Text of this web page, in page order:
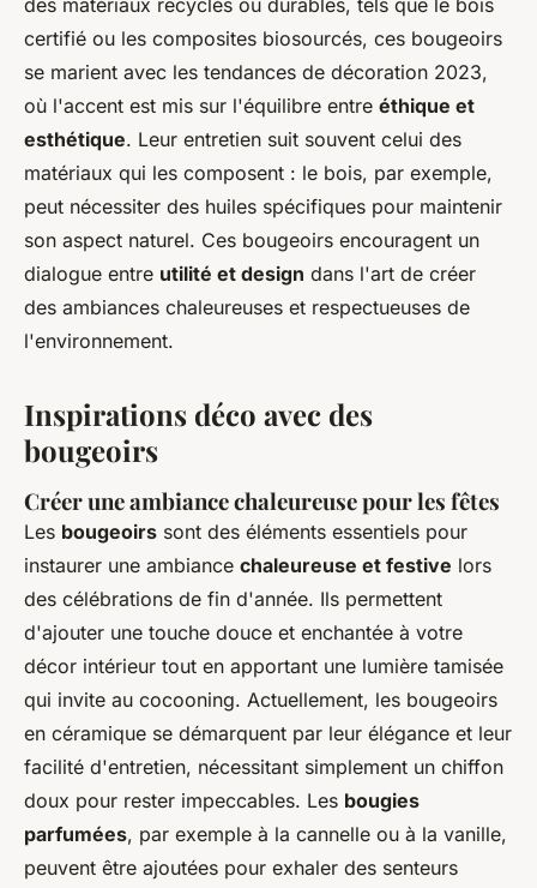
des matériaux recyclés ou durables, tels que le bois
certifié ou les composites biosourcés, ces bougeoirs
se marient avec les tendances de décoration 2023,
où l'accent est mis sur l'équilibre entre éthique et
esthétique. Leur entretien suit souvent celui des
matériaux qui les composent : le bois, par exemple,
peut nécessiter des huiles spécifiques pour maintenir
son aspect naturel. Ces bougeoirs encouragent un
dialogue entre utilité et design dans l'art de créer
des ambiances chaleureuses et respectueuses de
l'environnement.
Inspirations déco avec des
bougeoirs
Créer une ambiance chaleureuse pour les fêtes
Les bougeoirs sont des éléments essentiels pour
instaurer une ambiance chaleureuse et festive lors
des célébrations de fin d'année. Ils permettent
d'ajouter une touche douce et enchantée à votre
décor intérieur tout en apportant une lumière tamisée
qui invite au cocooning. Actuellement, les bougeoirs
en céramique se démarquent par leur élégance et leur
facilité d'entretien, nécessitant simplement un chiffon
doux pour rester impeccables. Les bougies
parfumées, par exemple à la cannelle ou à la vanille,
peuvent être ajoutées pour exhaler des senteurs